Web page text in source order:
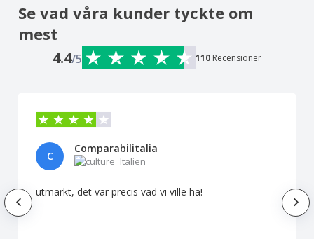
Se vad våra kunder tyckte om
mest
4.4/5 110 Recensioner
C
Comparabilitalia
Italien
utmärkt, det var precis vad vi ville ha!